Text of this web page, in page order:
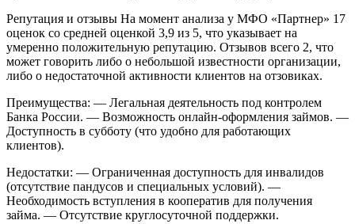
Репутация и отзывы На момент анализа у МФО «Партнер» 17
оценок со средней оценкой 3,9 из 5, что указывает на
умеренно положительную репутацию. Отзывов всего 2, что
может говорить либо о небольшой известности организации,
либо о недостаточной активности клиентов на отзовиках.
Преимущества: — Легальная деятельность под контролем
Банка России. — Возможность онлайн-оформления займов. —
Доступность в субботу (что удобно для работающих
клиентов).
Недостатки: — Ограниченная доступность для инвалидов
(отсутствие пандусов и специальных условий). —
Необходимость вступления в кооператив для получения
займа. — Отсутствие круглосуточной поддержки.